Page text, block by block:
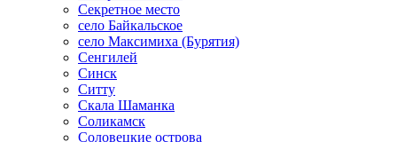
Секретное место
село Байкальское
село Максимиха (Бурятия)
Сенгилей
Синск
Ситту
Скала Шаманка
Соликамск
Соловецкие острова